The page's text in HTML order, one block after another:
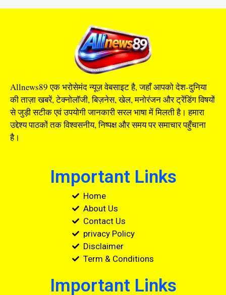
Allnews89 एक भरोसेमंद न्यूज़ वेबसाइट है, जहाँ आपको देश-दुनिया
की ताज़ा खबरें, टेक्नोलॉजी, बिज़नेस, खेल, मनोरंजन और ट्रेंडिंग विषयों
से जुड़ी सटीक एवं उपयोगी जानकारी सरल भाषा में मिलती है। हमारा
उद्देश्य पाठकों तक विश्वसनीय, निष्पक्ष और समय पर समाचार पहुँचाना
है।
Important Links
Home
About Us
Contact Us
privacy Policy
Disclaimer
Term & Conditions
Important Links